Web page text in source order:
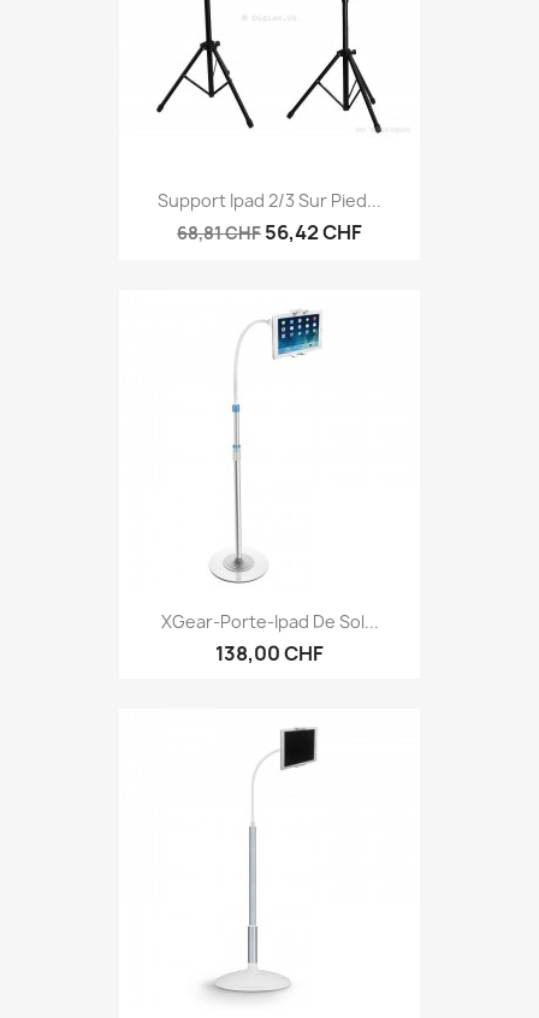
Support Ipad 2/3 Sur Pied...
68,81 CHF 56,42 CHF
XGear-Porte-Ipad De Sol...
138,00 CHF